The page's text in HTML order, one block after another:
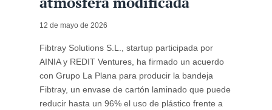
12 de mayo de 2026
Fibtray Solutions S.L., startup participada por
AINIA y REDIT Ventures, ha firmado un acuerdo
con Grupo La Plana para producir la bandeja
Fibtray, un envase de cartón laminado que puede
reducir hasta un 96% el uso de plástico frente a